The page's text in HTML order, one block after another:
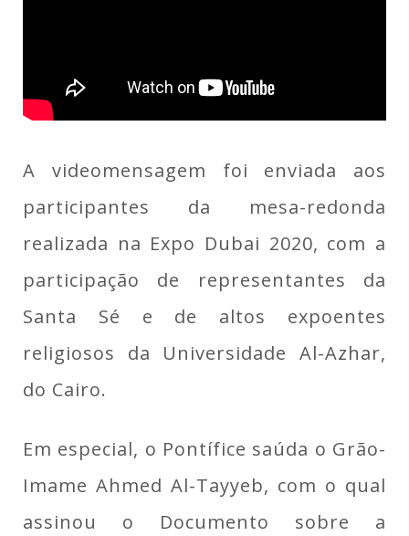
A videomensagem foi enviada aos
participantes da mesa-redonda
realizada na Expo Dubai 2020, com a
participação de representantes da
Santa Sé e de altos expoentes
religiosos da Universidade Al-Azhar,
do Cairo.
Em especial, o Pontífice saúda o Grão-
Imame Ahmed Al-Tayyeb, com o qual
assinou o Documento sobre a